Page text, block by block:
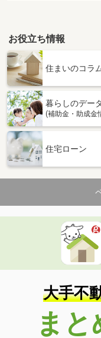
お役立ち情報
住まいのコラ
暮らしのデー
(補助金・助成金
住宅ローン
大手不
まと